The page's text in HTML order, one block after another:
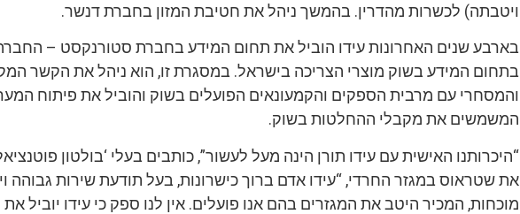
ויטבתה) לכשרות מהדרין. בהמשך ניהל את חטיבת המזון בחברת דנשר.
בארבע שנים האחרונות עידו הוביל את תחום המידע בחברת סטורנקסט –
בתחום המידע בשוק מוצרי הצריכה בישראל. במסגרת זו, הוא ניהל את הקשר
והמסחרי עם מרבית הספקים והקמעונאים הפועלים בשוק והוביל את פיתוח
המשמשים את מקבלי ההחלטות בשוק.
“היכרותנו האישית עם עידו תורן הינה מעל לעשור”, כותבים בעלי ‘בולטון
את שטראוס במגזר החרדי, “עידו אדם ברוך כישרונות, בעל תודעת שירות גבוהה
מוכחות, המכיר היטב את המגזרים בהם אנו פועלים. אין לנו ספק כי עידו יוביל